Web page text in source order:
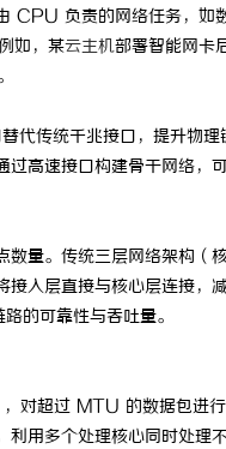
CPU 负责的网络任务，如
如，某云主机部署智能网卡
代传统千兆接口，提升物
过高速接口构建骨干网络
数量。传统三层网络架构
接入层直接与核心层连接
的可靠性与吞吐量。
对超过 MTU 的数据包进
利用多个处理核心同时处
式的 不买SEM广告、不
小企业怎么靠GEO